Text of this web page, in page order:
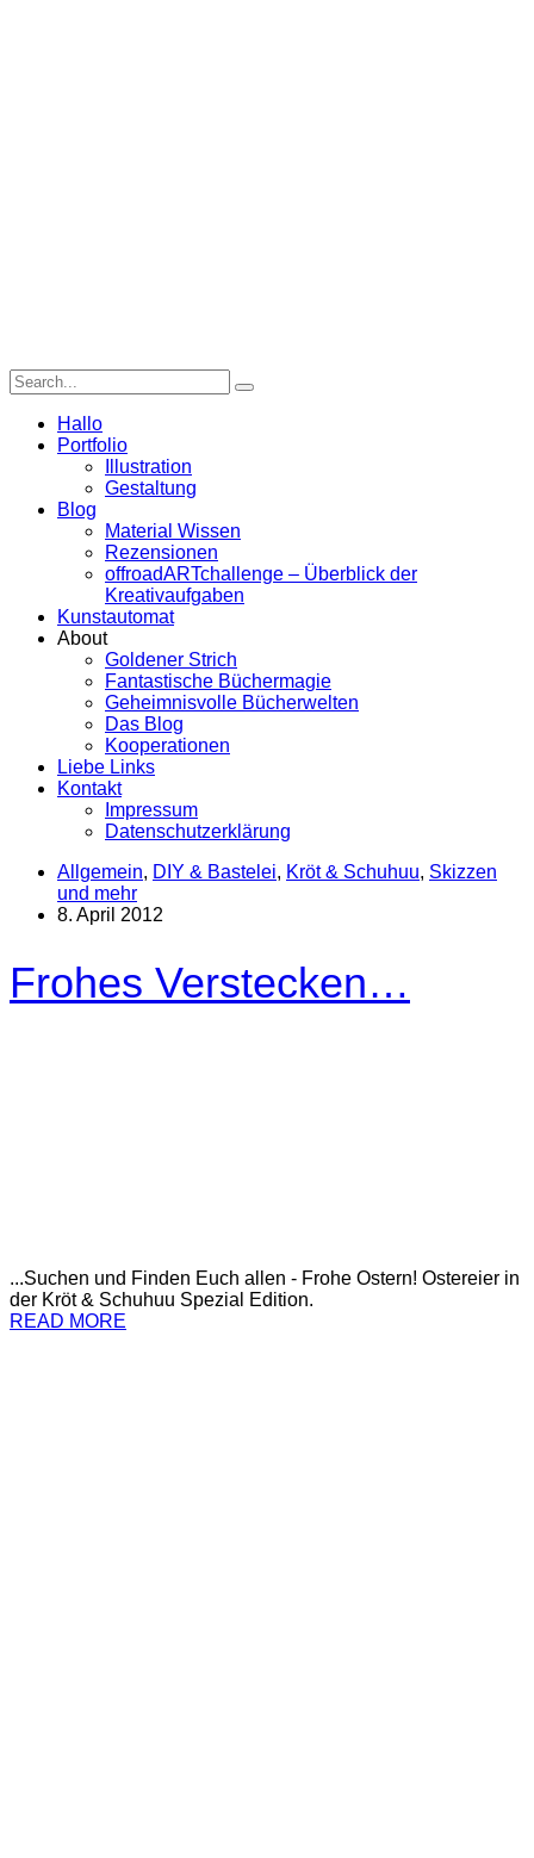
Hallo
Portfolio
Illustration
Gestaltung
Blog
Material Wissen
Rezensionen
offroadARTchallenge – Überblick der
Kreativaufgaben
Kunstautomat
About
Goldener Strich
Fantastische Büchermagie
Geheimnisvolle Bücherwelten
Das Blog
Kooperationen
Liebe Links
Kontakt
Impressum
Datenschutzerklärung
Allgemein, DIY & Bastelei, Kröt & Schuhuu, Skizzen
und mehr
8. April 2012
Frohes Verstecken…
...Suchen und Finden Euch allen - Frohe Ostern! Ostereier in
der Kröt & Schuhuu Spezial Edition.
READ MORE